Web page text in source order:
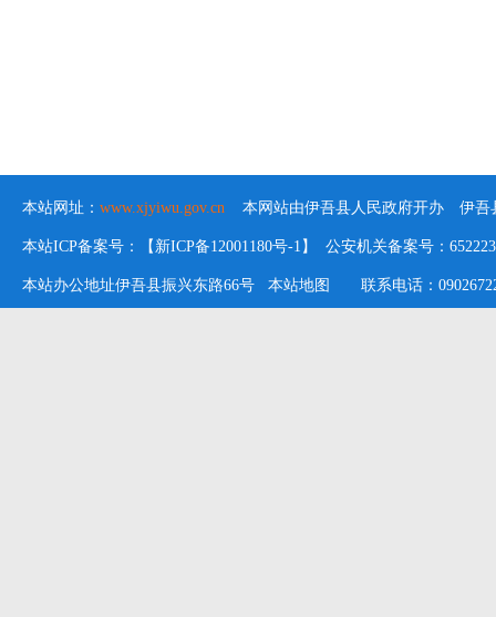
本站网址： www.xjyiwu.gov.cn 本网站由伊吾县人民政府开办 伊吾
本站ICP备案号：【新ICP备12001180号-1】 公安机关备案号：
本站办公地址伊吾县振兴东路66号 本站地图 联系电话：